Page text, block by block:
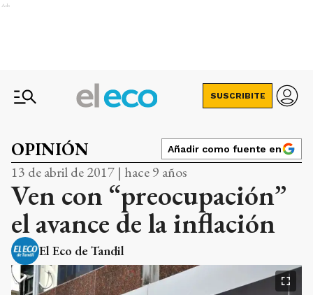
Ads
SUSCRIBITE
OPINIÓN Añadir como fuente en
13 de abril de 2017 | hace 9 años
Ven con “preocupación”
el avance de la inflación
El Eco de Tandil